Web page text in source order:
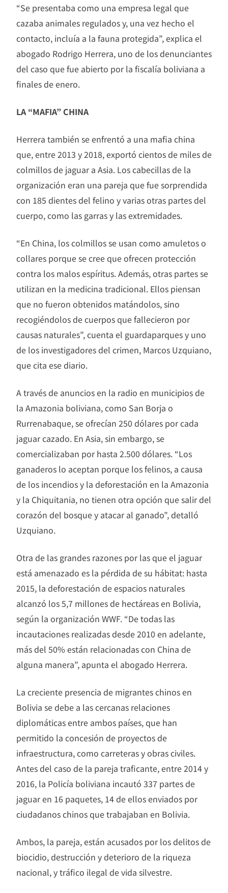
“Se presentaba como una empresa legal que
cazaba animales regulados y, una vez hecho el
contacto, incluía a la fauna protegida”, explica el
abogado Rodrigo Herrera, uno de los denunciantes
del caso que fue abierto por la fiscalía boliviana a
finales de enero.
LA “MAFIA” CHINA
Herrera también se enfrentó a una mafia china
que, entre 2013 y 2018, exportó cientos de miles de
colmillos de jaguar a Asia. Los cabecillas de la
organización eran una pareja que fue sorprendida
con 185 dientes del felino y varias otras partes del
cuerpo, como las garras y las extremidades.
“En China, los colmillos se usan como amuletos o
collares porque se cree que ofrecen protección
contra los malos espíritus. Además, otras partes se
utilizan en la medicina tradicional. Ellos piensan
que no fueron obtenidos matándolos, sino
recogiéndolos de cuerpos que fallecieron por
causas naturales”, cuenta el guardaparques y uno
de los investigadores del crimen, Marcos Uzquiano,
que cita ese diario.
A través de anuncios en la radio en municipios de
la Amazonia boliviana, como San Borja o
Rurrenabaque, se ofrecían 250 dólares por cada
jaguar cazado. En Asia, sin embargo, se
comercializaban por hasta 2.500 dólares. “Los
ganaderos lo aceptan porque los felinos, a causa
de los incendios y la deforestación en la Amazonia
y la Chiquitania, no tienen otra opción que salir del
corazón del bosque y atacar al ganado”, detalló
Uzquiano.
Otra de las grandes razones por las que el jaguar
está amenazado es la pérdida de su hábitat: hasta
2015, la deforestación de espacios naturales
alcanzó los 5,7 millones de hectáreas en Bolivia,
según la organización WWF. “De todas las
incautaciones realizadas desde 2010 en adelante,
más del 50% están relacionadas con China de
alguna manera”, apunta el abogado Herrera.
La creciente presencia de migrantes chinos en
Bolivia se debe a las cercanas relaciones
diplomáticas entre ambos países, que han
permitido la concesión de proyectos de
infraestructura, como carreteras y obras civiles.
Antes del caso de la pareja traficante, entre 2014 y
2016, la Policía boliviana incautó 337 partes de
jaguar en 16 paquetes, 14 de ellos enviados por
ciudadanos chinos que trabajaban en Bolivia.
Ambos, la pareja, están acusados por los delitos de
biocidio, destrucción y deterioro de la riqueza
nacional, y tráfico ilegal de vida silvestre.